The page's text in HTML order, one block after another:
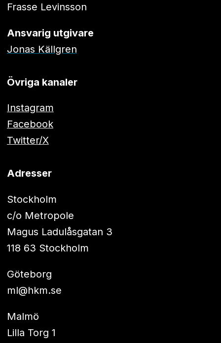
Frasse Levinsson
Ansvarig utgivare
Jonas Källgren
Övriga kanaler
Instagram
Facebook
Twitter/X
Adresser
Stockholm
c/o Metropole
Magus Ladulåsgatan 3
118 63 Stockholm
Göteborg
ml@hkm.se
Malmö
Lilla Torg 1